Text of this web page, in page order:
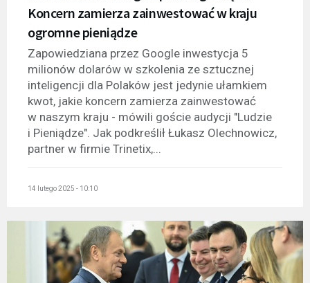
Koncern zamierza zainwestować w kraju
ogromne pieniądze
Zapowiedziana przez Google inwestycja 5
milionów dolarów w szkolenia ze sztucznej
inteligencji dla Polaków jest jedynie ułamkiem
kwot, jakie koncern zamierza zainwestować
w naszym kraju - mówili goście audycji "Ludzie
i Pieniądze". Jak podkreślił Łukasz Olechnowicz,
partner w firmie Trinetix,...
14 lutego 2025 - 10:10